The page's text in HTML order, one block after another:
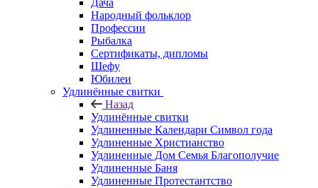
Дача
Народный фольклор
Профессии
Рыбалка
Сертификаты, дипломы
Шефу
Юбилеи
Удлинённые свитки
Назад
Удлинённые свитки
Удлиненные Календари Символ года
Удлиненные Христианство
Удлиненные Дом Семья Благополучие
Удлиненные Баня
Удлиненные Протестантство